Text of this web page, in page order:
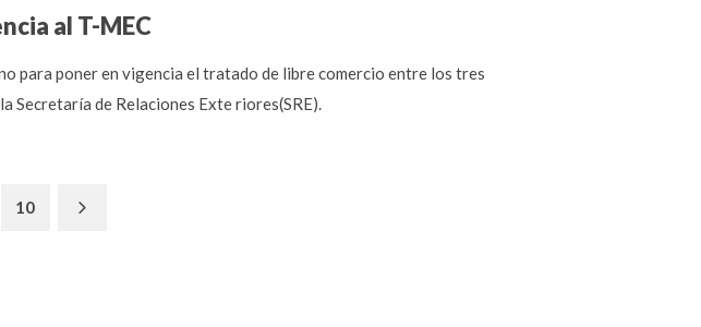
al T-MEC
para poner en vigencia el tratado de libre comercio entre los tres
Secretaría de Relaciones Exte riores(SRE).
10